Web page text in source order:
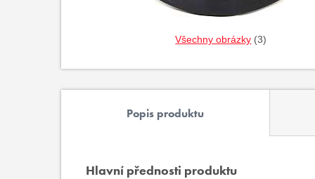
Všechny obrázky (3)
Popis produktu
Hlavní přednosti produktu